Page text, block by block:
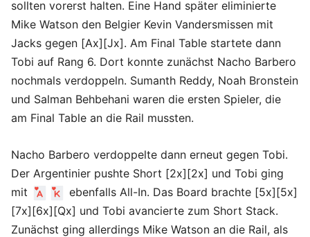
sollten vorerst halten. Eine Hand später eliminierte
Mike Watson den Belgier Kevin Vandersmissen mit
Jacks gegen [Ax][Jx]. Am Final Table startete dann
Tobi auf Rang 6. Dort konnte zunächst Nacho Barbero
nochmals verdoppeln. Sumanth Reddy, Noah Bronstein
und Salman Behbehani waren die ersten Spieler, die
am Final Table an die Rail mussten.
Nacho Barbero verdoppelte dann erneut gegen Tobi.
Der Argentinier pushte Short [2x][2x] und Tobi ging
mit
ebenfalls All-In. Das Board brachte [5x][5x]
[7x][6x][Qx] und Tobi avancierte zum Short Stack.
Zunächst ging allerdings Mike Watson an die Rail, als